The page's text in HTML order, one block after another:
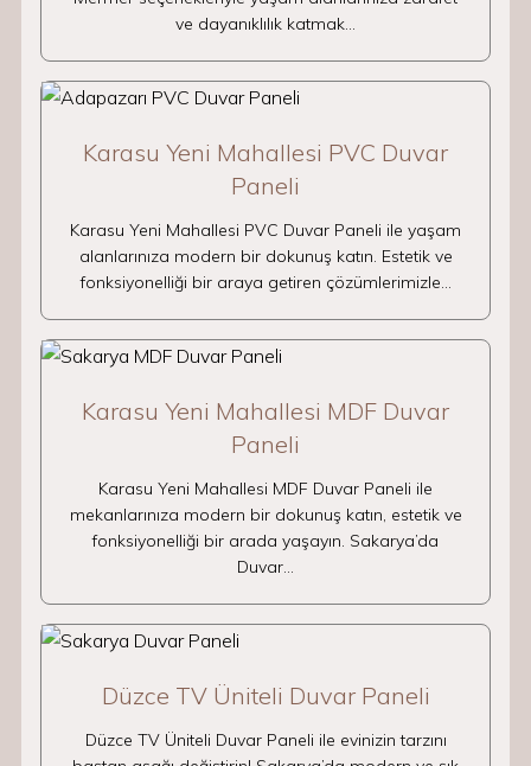
ve dayanıklılık katmak…
Karasu Yeni Mahallesi PVC Duvar
Paneli
Karasu Yeni Mahallesi PVC Duvar Paneli ile yaşam
alanlarınıza modern bir dokunuş katın. Estetik ve
fonksiyonelliği bir araya getiren çözümlerimizle…
Karasu Yeni Mahallesi MDF Duvar
Paneli
Karasu Yeni Mahallesi MDF Duvar Paneli ile
mekanlarınıza modern bir dokunuş katın, estetik ve
fonksiyonelliği bir arada yaşayın. Sakarya’da
Duvar…
Düzce TV Üniteli Duvar Paneli
Düzce TV Üniteli Duvar Paneli ile evinizin tarzını